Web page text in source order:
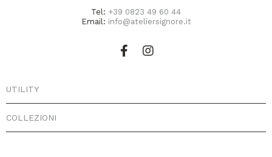
Tel: +39 0823 49 60 44
Email: info@ateliersignore.it
UTILITY
COLLEZIONI